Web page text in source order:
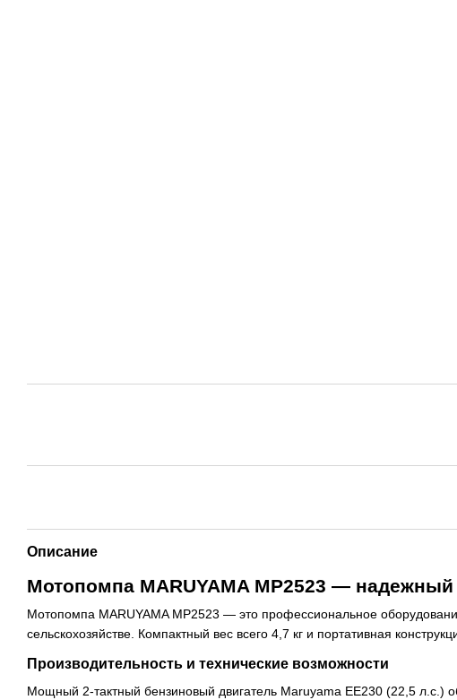
Описание
Мотопомпа MARUYAMA MP2523 —
Мотопомпа MARUYAMA MP2523 — это профессиональное
сельскохозяйстве. Компактный вес всего 4,7 кг и портативная
Производительность и технические возможности
Мощный 2-тактный бензиновый двигатель Maruyama ЕЕ230 (22,5 л.с.)